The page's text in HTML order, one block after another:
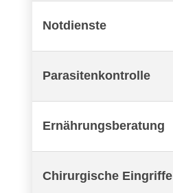
Notdienste
Parasitenkontrolle
Ernährungsberatung
Chirurgische Eingriffe